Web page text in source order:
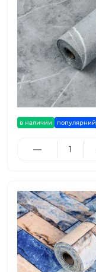
в наличии популярний